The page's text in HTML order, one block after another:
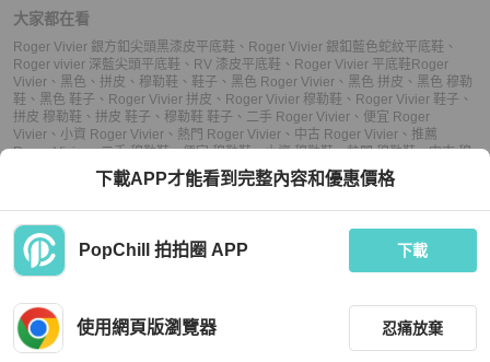
大家都在看
Roger Vivier 銀方釦尖頭黑漆皮平底鞋 、 Roger Vivier 銀釦藍色蛇紋平底鞋 、
Roger vivier 深藍尖頭平底鞋 、 RV 漆皮平底鞋 、 Roger Vivier 平底鞋Roger
Vivier 、 黑色 、 拼皮 、 穆勒鞋 、 鞋子 、 黑色 Roger Vivier 、 黑色 拼皮 、 黑色 穆勒
鞋 、 黑色 鞋子 、 Roger Vivier 拼皮 、 Roger Vivier 穆勒鞋 、 Roger Vivier 鞋子 、
拼皮 穆勒鞋 、 拼皮 鞋子 、 穆勒鞋 鞋子 、 二手 Roger Vivier 、 便宜 Roger
Vivier 、 小資 Roger Vivier 、 熱門 Roger Vivier 、 中古 Roger Vivier 、 推薦
Roger Vivier、二手 穆勒鞋、便宜 穆勒鞋、小資 穆勒鞋、熱門 穆勒鞋、中古 穆
推薦 穆勒鞋、 二手 鞋子、便宜 鞋子、 小資 鞋子、熱門 鞋子
下載APP才能看到完整內容和優惠價格
PopChill 拍拍圈 APP 下載
使用網頁版瀏覽器 忍痛放棄